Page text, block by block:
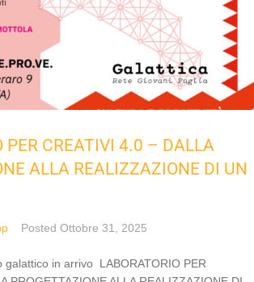
PER CREATIVI 4.0 – DALLA
ALLA REALIZZAZIONE DI UN
Posted Ottobre 31, 2025
galattico in arrivo LABORATORIO PER